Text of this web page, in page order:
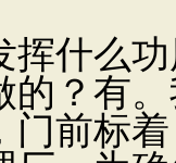
什么功
的？有
门前标